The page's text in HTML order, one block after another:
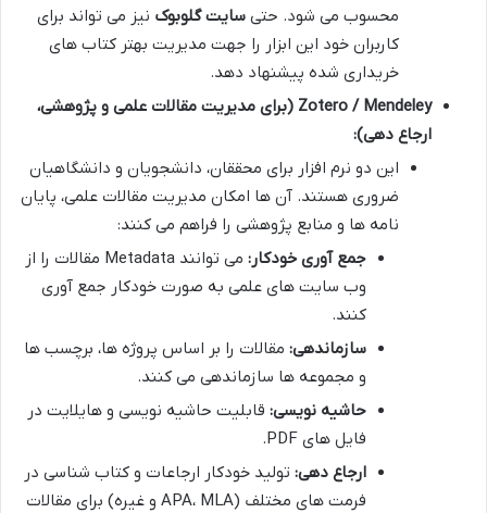
محسوب می شود. حتی سایت گلوبوک نیز می تواند برای
کاربران خود این ابزار را جهت مدیریت بهتر کتاب های
خریداری شده پیشنهاد دهد.
Zotero / Mendeley (برای مدیریت مقالات علمی و پژوهشی،
ارجاع دهی):
این دو نرم افزار برای محققان، دانشجویان و دانشگاهیان
ضروری هستند. آن ها امکان مدیریت مقالات علمی، پایان
نامه ها و منابع پژوهشی را فراهم می کنند:
جمع آوری خودکار:
می توانند Metadata مقالات را از
وب سایت های علمی به صورت خودکار جمع آوری
کنند.
سازماندهی: مقالات را بر اساس پروژه ها، برچسب ها
و مجموعه ها سازماندهی می کنند.
حاشیه نویسی: قابلیت حاشیه نویسی و هایلایت در
فایل های PDF.
ارجاع دهی: تولید خودکار ارجاعات و کتاب شناسی در
فرمت های مختلف (APA، MLA و غیره) برای مقالات